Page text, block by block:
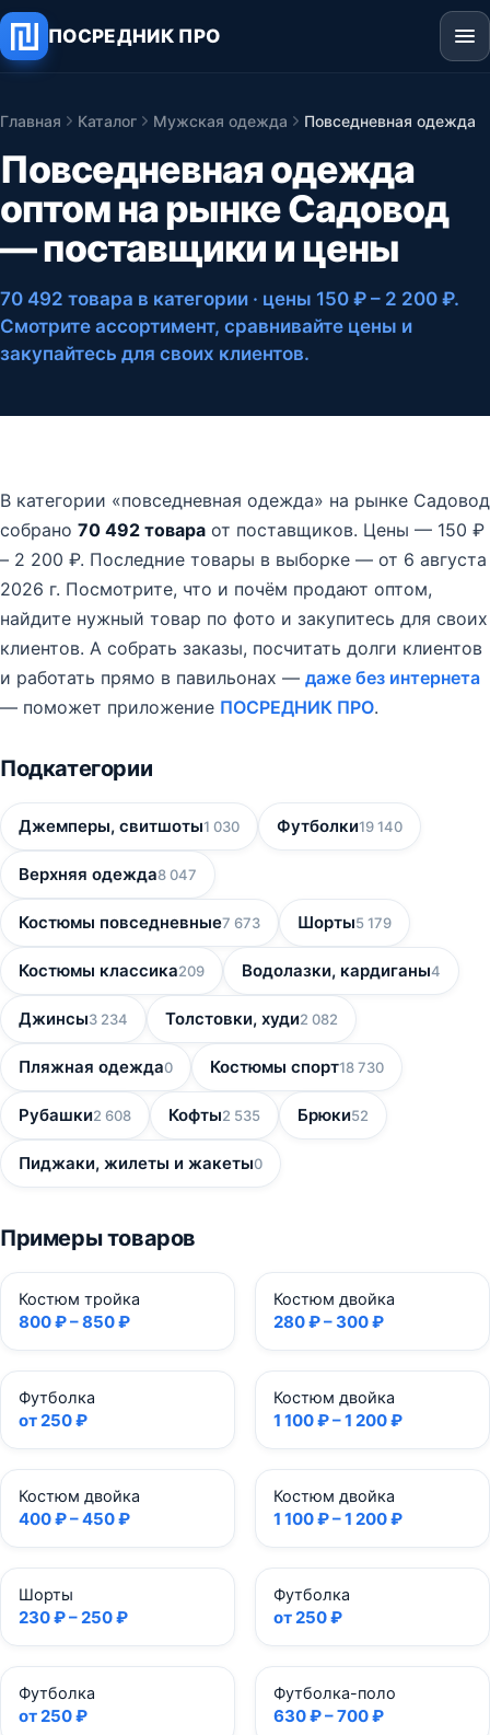
ПОСРЕДНИК ПРО
Главная Каталог Мужская одежда Повседневная одежда
Повседневная одежда
оптом на рынке Садовод
— поставщики и цены
70 492 товара в категории · цены 150 ₽ – 2 200 ₽.
Смотрите ассортимент, сравнивайте цены и
закупайтесь для своих клиентов.
В категории «повседневная одежда» на рынке Садовод
собрано 70 492 товара от поставщиков. Цены — 150 ₽
– 2 200 ₽. Последние товары в выборке — от 6 августа
2026 г. Посмотрите, что и почём продают оптом,
найдите нужный товар по фото и закупитесь для своих
клиентов. А собрать заказы, посчитать долги клиентов
и работать прямо в павильонах — даже без интернета
— поможет приложение ПОСРЕДНИК ПРО.
Подкатегории
Джемперы, свитшоты1 030 Футболки19 140
Верхняя одежда8 047
Костюмы повседневные7 673 Шорты5 179
Костюмы классика209 Водолазки, кардиганы4
Джинсы3 234 Толстовки, худи2 082
Пляжная одежда0 Костюмы спорт18 730
Рубашки2 608 Кофты2 535 Брюки52
Пиджаки, жилеты и жакеты0
Примеры товаров
Костюм тройка
800 ₽ – 850 ₽
Костюм двойка
280 ₽ – 300 ₽
Футболка
от 250 ₽
Костюм двойка
1 100 ₽ – 1 200 ₽
Костюм двойка
400 ₽ – 450 ₽
Костюм двойка
1 100 ₽ – 1 200 ₽
Шорты
230 ₽ – 250 ₽
Футболка
от 250 ₽
Футболка
от 250 ₽
Футболка-поло
630 ₽ – 700 ₽